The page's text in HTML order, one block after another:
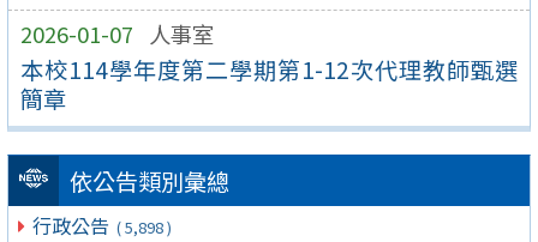
2026-01-07 人事室
本校114學年度第二學期第1-12次代理教師甄選
簡章
依公告類別彙總
行政公告 ( 5,898 )